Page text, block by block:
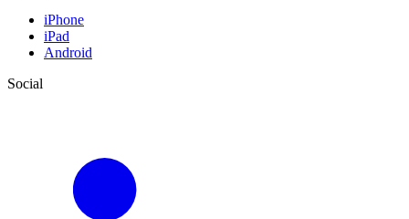
iPhone
iPad
Android
Social